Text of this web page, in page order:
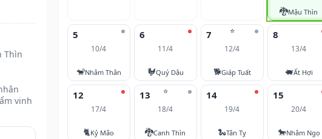
Thìn
vinh
🐉Mậu Thìn
5
10/4
🐒Nhâm Thân
6
11/4
🐓Quý Dậu
⭐
7
12/4
🐕Giáp Tuất
8
13/4
🐖Ất Hợi
12
17/4
🐈Kỷ Mão
⭐
13
18/4
🐉Canh Thìn
14
19/4
🐍Tân Tỵ
15
20/4
🐎Nhâm Ngọ